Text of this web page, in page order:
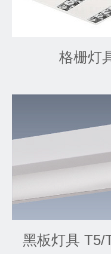
格栅灯
黑板灯具 T5/